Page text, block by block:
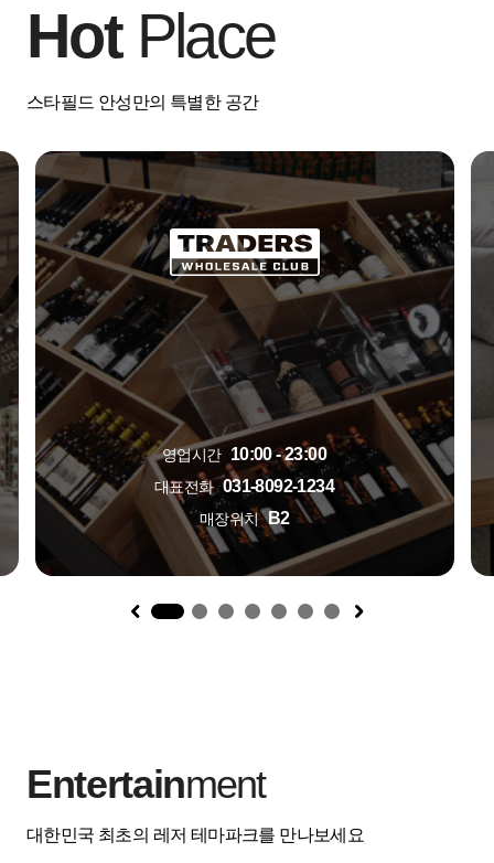
HotPlace
스타필드 안성만의 특별한 공간
영업시간 10:00 - 23:00
대표전화 031-8092-1234
매장위치 B2
1
Entertainment
대한민국 최초의 레저 테마파크를 만나보세요